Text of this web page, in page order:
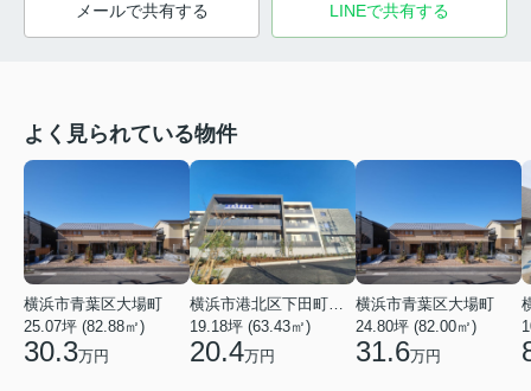
メールで共有する LINEで共有する
よく見られている物件
横浜市青葉区大場町
25.07坪 (82.88㎡)
30.3万円
19.18坪 (63.43㎡)
20.4万円
横浜市青葉区大場町
24.80坪 (82.00㎡)
31.6万円